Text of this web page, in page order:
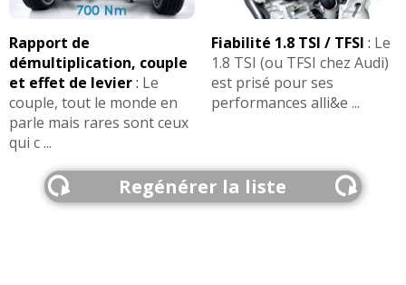
Rapport de
démultiplication, couple
et effet de levier: Le
couple, tout le monde en
parle mais rares sont ceux
qui c ...
Fiabilité 1.8 TSI / TFSI : Le
1.8 TSI (ou TFSI chez Audi)
est prisé pour ses
performances alli&e ...
Regénérer la liste